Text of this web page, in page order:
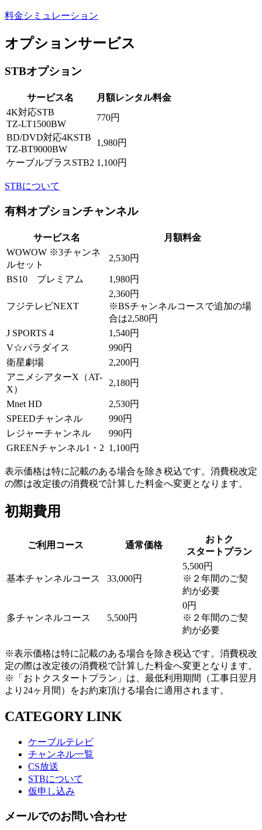
料金シミュレーション
オプションサービス
STBオプション
サービス名
月額レンタル料金
4K対応STB
TZ-LT1500BW
770円
BD/DVD対応4KSTB
TZ-BT9000BW
1,980円
ケーブルプラスSTB2 1,100円
STBについて
有料オプションチャンネル
サービス名
月額料金
WOWOW ※3チャンネ
ルセット
2,530円
BS10 プレミアム 1,980円
フジテレビNEXT
2,360円
※BSチャンネルコースで追加の場
合は2,580円
J SPORTS 4
1,540円
V☆パラダイス
990円
衛星劇場
2,200円
アニメシアターX（AT-
X）
2,180円
Mnet HD
2,530円
SPEEDチャンネル
990円
レジャーチャンネル
990円
GREENチャンネル1・2 1,100円
表示価格は特に記載のある場合を除き税込です。消費税改定
の際は改定後の消費税で計算した料金へ変更となります。
初期費用
ご利用コース 通常価格
おトク
スタートプラン
基本チャンネルコース 33,000円
5,500円
※２年間のご契
約が必要
多チャンネルコース 5,500円
0円
※２年間のご契
約が必要
※表示価格は特に記載のある場合を除き税込です。消費税改
定の際は改定後の消費税で計算した料金へ変更となります。
※「おトクスタートプラン」は、最低利用期間（工事日翌月
より24ヶ月間）をお約束頂ける場合に適用されます。
CATEGORY LINK
ケーブルテレビ
チャンネル一覧
CS放送
STBについて
仮申し込み
メールでのお問い合わせ